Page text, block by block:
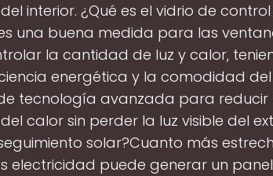
interior. ¿Qué es el vidrio de control
una buena medida para las
la cantidad de luz y calor,
energética y la comodidad del
tecnología avanzada para reducir
calor sin perder la luz visible del
solar?Cuanto más
electricidad puede generar un